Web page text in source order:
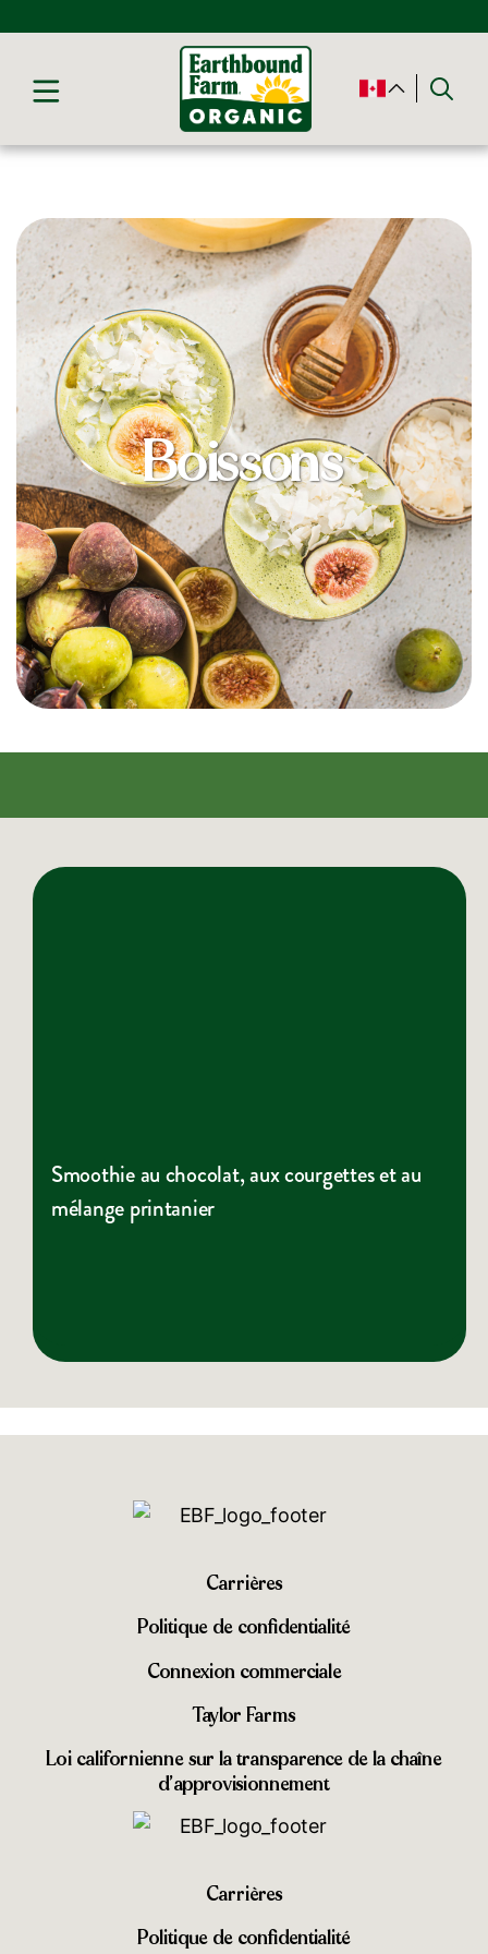
Boissons
Smoothie au chocolat, aux courgettes et au
mélange printanier
Carrières
Politique de confidentialité
Connexion commerciale
Taylor Farms
Loi californienne sur la transparence de la chaîne
d’approvisionnement
Carrières
Politique de confidentialité